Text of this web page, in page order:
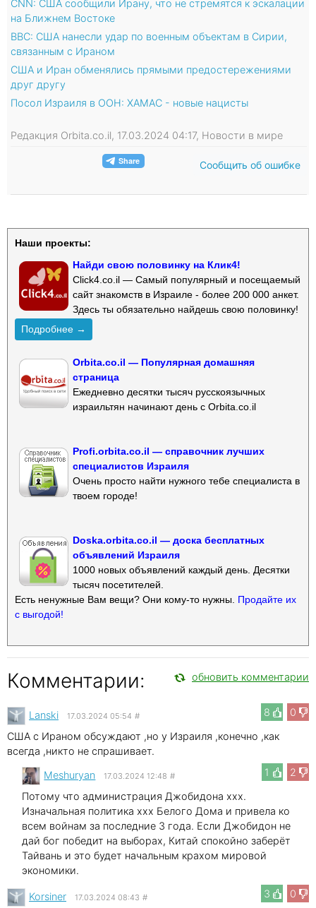
CNN: США сообщили Ирану, что не стремятся к эскалации
на Ближнем Востоке
BBC: США нанесли удар по военным объектам в Сирии,
связанным с Ираном
США и Иран обменялись прямыми предостережениями
друг другу
Посол Израиля в ООН: ХАМАС - новые нацисты
Редакция Orbita.co.il, 17.03.2024 04:17, Новости в мире
Сообщить об ошибке
Наши проекты:
Найди свою половинку на Клик4!
Click4.co.il — Самый популярный и посещаемый
сайт знакомств в Израиле - более 200 000 анкет.
Здесь ты обязательно найдешь свою половинку!
Подробнее →
Orbita.co.il — Популярная домашняя
страница
Ежедневно десятки тысяч русскоязычных
израильтян начинают день с Orbita.co.il
Profi.orbita.co.il — справочник лучших
специалистов Израиля
Очень просто найти нужного тебе специалиста в
твоем городе!
Doska.orbita.co.il — доска бесплатных
объявлений Израиля
1000 новых объявлений каждый день. Десятки
тысяч посетителей.
Есть ненужные Вам вещи? Они кому-то нужны. Продайте их
с выгодой!
Комментарии: обновить комментарии
8 0
Lanski 17.03.2024 05:54 #
США с Ираном обсуждают ,но у Израиля ,конечно ,как
всегда ,никто не спрашивает.
1
2
Meshuryan 17.03.2024 12:48 #
Потому что администрация Джобидона xxx.
Изначальная политика xxx Белого Дома и привела ко
всем войнам за последние 3 года. Если Джобидон не
дай бог победит на выборах, Китай спокойно заберёт
Тайвань и это будет начальным крахом мировой
экономики.
3
0
Korsiner 17.03.2024 08:43 #